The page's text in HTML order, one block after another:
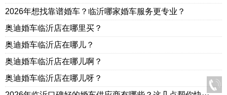
2026年想找靠谱婚车？临沂哪家婚车服务更专业？
奥迪婚车临沂店在哪里买？
奥迪婚车临沂店在哪儿？
奥迪婚车临沂店在哪儿啊？
奥迪婚车临沂店在哪儿呀？